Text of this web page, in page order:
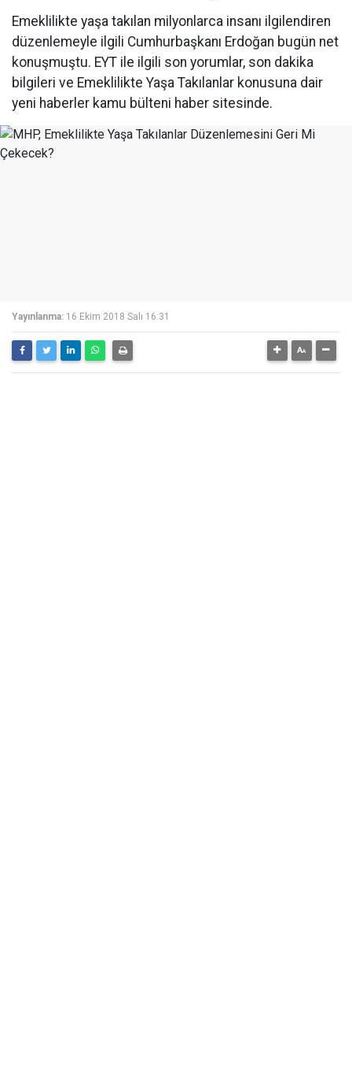
Emeklilikte yaşa takılan milyonlarca insanı ilgilendiren
düzenlemeyle ilgili Cumhurbaşkanı Erdoğan bugün net
konuşmuştu. EYT ile ilgili son yorumlar, son dakika
bilgileri ve Emeklilikte Yaşa Takılanlar konusuna dair
yeni haberler kamu bülteni haber sitesinde.
Yayınlanma: 16 Ekim 2018 Salı 16:31